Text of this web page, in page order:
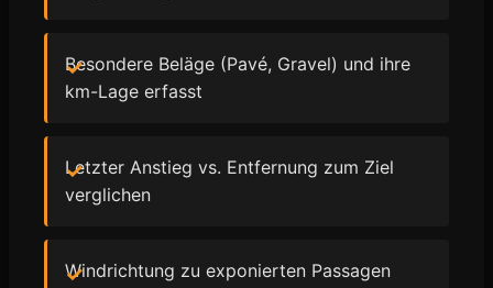
Besondere Beläge (Pavé, Gravel) und ihre
km-Lage erfasst
Letzter Anstieg vs. Entfernung zum Ziel
verglichen
Windrichtung zu exponierten Passagen